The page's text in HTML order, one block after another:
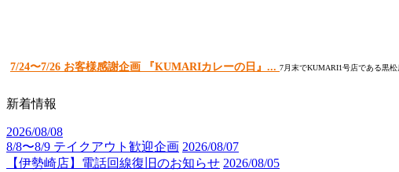
7/24〜7/26 お客様感謝企画 『KUMARIカレーの日』... 7月末でKUMARI1号店である黒
新着情報
2026/08/08
8/8〜8/9 テイクアウト歓迎企画 2026/08/07
【伊勢崎店】電話回線復旧のお知らせ 2026/08/05